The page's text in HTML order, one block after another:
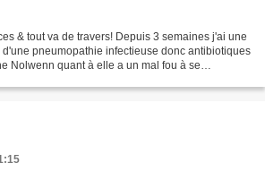
& tout va de travers! Depuis 3 semaines j'ai une
pneumopathie infectieuse donc antibiotiques
Nolwenn quant à elle a un mal fou à se